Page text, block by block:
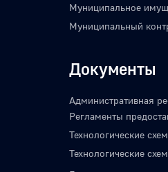
Муниципальное
Муниципальный
Документы
Административная
Регламенты
Технологические
Технологические